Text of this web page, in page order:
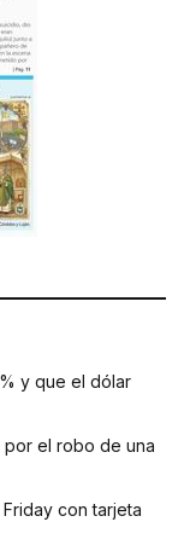
y que el dólar
por el robo de una
con tarjeta